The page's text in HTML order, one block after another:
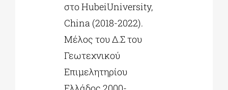
στο HubeiUniversity,
China (2018-2022).
Μέλος του Δ.Σ του
Γεωτεχνικού
Επιμελητηρίου